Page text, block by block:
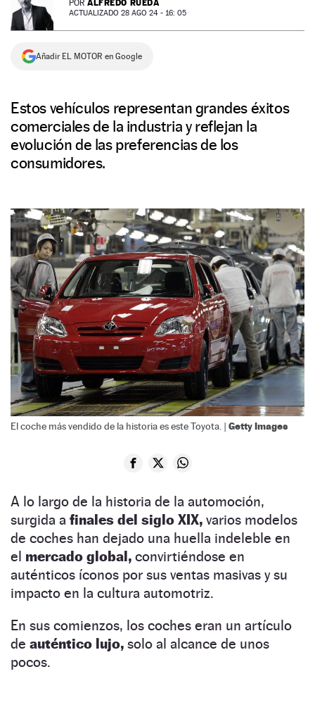
NEWSLETTER
SÍGUENOS
POR ALFREDO RUEDA
ACTUALIZADO 28 AGO 24 - 16: 05
Añadir EL MOTOR en Google
Estos vehículos representan grandes éxitos
comerciales de la industria y reflejan la
evolución de las preferencias de los
consumidores.
El coche más vendido de la historia es este Toyota. | Getty Images
A lo largo de la historia de la automoción,
surgida a finales del siglo XIX, varios modelos
de coches han dejado una huella indeleble en
el mercado global, convirtiéndose en
auténticos íconos por sus ventas masivas y su
impacto en la cultura automotriz.
En sus comienzos, los coches eran un artículo
de auténtico lujo, solo al alcance de unos
pocos.